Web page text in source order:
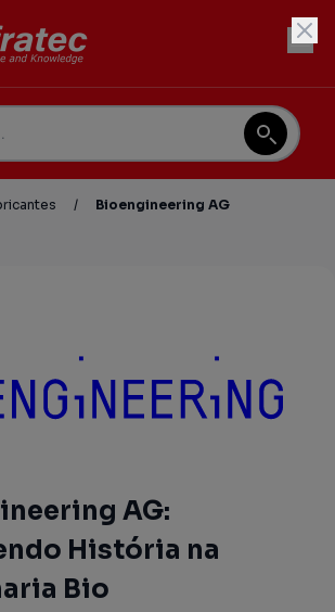
/ Bioengineering AG
AG:
História na
Bio